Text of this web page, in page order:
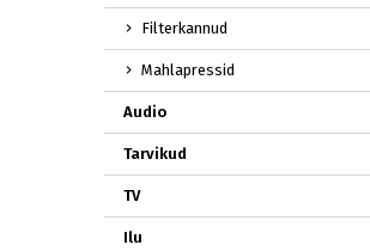
Filterkannud
Mahlapressid
Audio
Tarvikud
TV
Ilu